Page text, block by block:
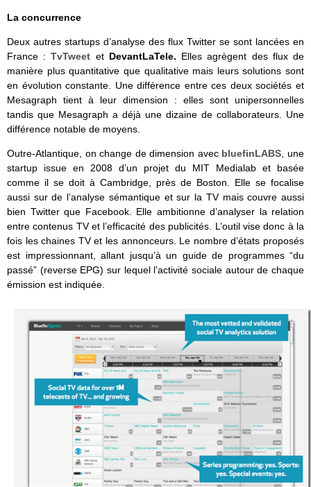
La concurrence
Deux autres startups d’analyse des flux Twitter se sont lancées en
France :TvTweet et DevantLaTele. Elles agrègent des flux de
manière plus quantitative que qualitative mais leurs solutions sont
en évolution constante. Une différence entre ces deux sociétés et
Mesagraph tient à leur dimension : elles sont unipersonnelles
tandis que Mesagraph a déjà une dizaine de collaborateurs. Une
différence notable de moyens.
Outre-Atlantique, on change de dimension avec bluefinLABS, une
startup issue en 2008 d’un projet du MIT Medialab et basée
comme il se doit à Cambridge, près de Boston. Elle se focalise
aussi sur de l’analyse sémantique et sur la TV mais couvre aussi
bien Twitter que Facebook. Elle ambitionne d’analyser la relation
entre contenus TV et l’efficacité des publicités. L’outil vise donc à la
fois les chaines TV et les annonceurs. Le nombre d’états proposés
est impressionnant, allant jusqu’à un guide de programmes “du
passé” (reverse EPG) sur lequel l’activité sociale autour de chaque
émission est indiquée.